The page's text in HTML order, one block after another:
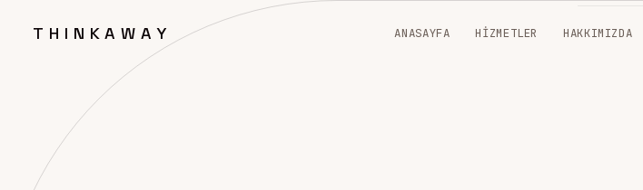
THINKAWAY ANASAYFA HIZMETLER HAKKIMIZDA